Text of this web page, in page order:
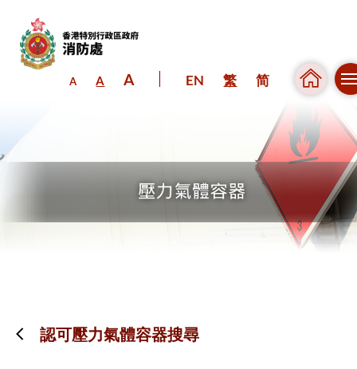
A A A EN 繁 简
認可壓力氣體容器搜尋